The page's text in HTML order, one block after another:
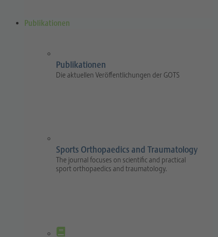
Publikationen
Publikationen
Die aktuellen Veröffentlichungen der GOTS
Sports Orthopaedics and Traumatology
The journal focuses on scientific and practical
sport orthopaedics and traumatology.